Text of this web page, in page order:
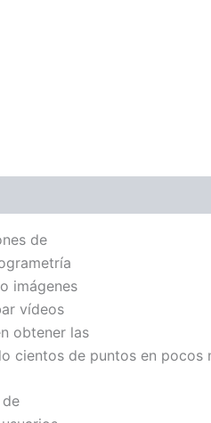
de
imágenes
vídeos
obtener las
cientos de puntos en pocos